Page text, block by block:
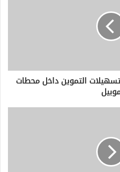
التموين داخل محطات